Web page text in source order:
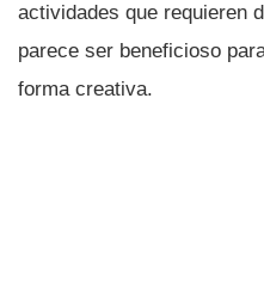
actividades que requieren
parece ser beneficioso
forma creativa.